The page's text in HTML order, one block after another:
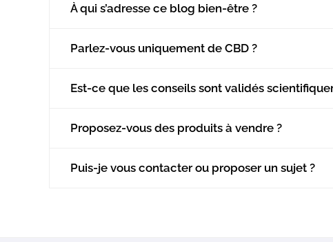
À qui s’adresse ce blog bien-être ?
Parlez-vous uniquement de CBD ?
Est-ce que les conseils sont validés
Proposez-vous des produits à vendre ?
Puis-je vous contacter ou proposer un sujet ?